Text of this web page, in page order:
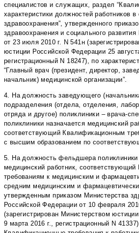
специалистов и служащих, раздел
характеристики должностей работников
здравоохранения”, утвержденного
здравоохранения и социального
от 23 июля 2010 г. N 541н
юстиции Российской Федерации 25
регистрационный N 18247), по
“Главный врач (президент, директор,
начальник) медицинской организации”.
4. На должность заведующего
подразделения (отдела, отделения,
отряда и другое) поликлиники – врача-
поликлиники назначается медицинский
соответствующий Квалификационным
с высшим образованием по
5. На должность фельдшера поликлиники
медицинский работник,
требованиям к медицинским и
средним медицинским и
утвержденным приказом Министерства
Российской Федерации от 10 февраля
(зарегистрирован Министерством
9 марта 2016 г., регистрационный N